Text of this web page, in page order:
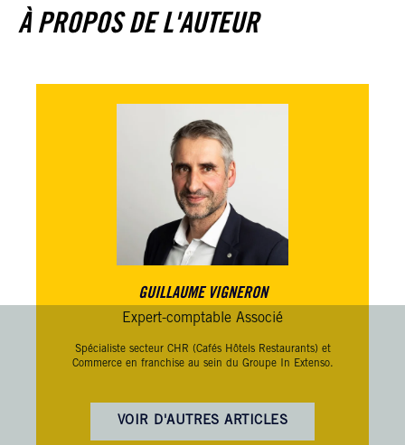
À PROPOS DE L'AUTEUR
GUILLAUME VIGNERON
Expert-comptable Associé
Spécialiste secteur CHR (Cafés Hôtels Restaurants) et
Commerce en franchise au sein du Groupe In Extenso.
VOIR D'AUTRES ARTICLES